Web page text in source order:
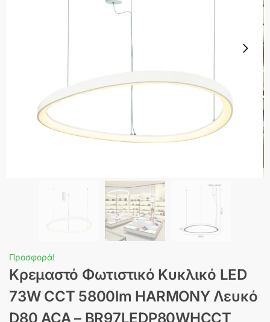
Προσφορά!
Κρεμαστό Φωτιστικό Κυκλικό LED
73W CCT 5800lm HARMONY Λευκό
D80 ACA – BR97LEDP80WHCCT